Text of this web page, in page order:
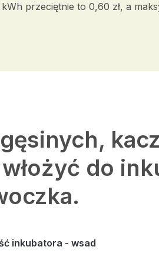
przeciętnie to 0,60 zł, a
do
inkubatora - wsad